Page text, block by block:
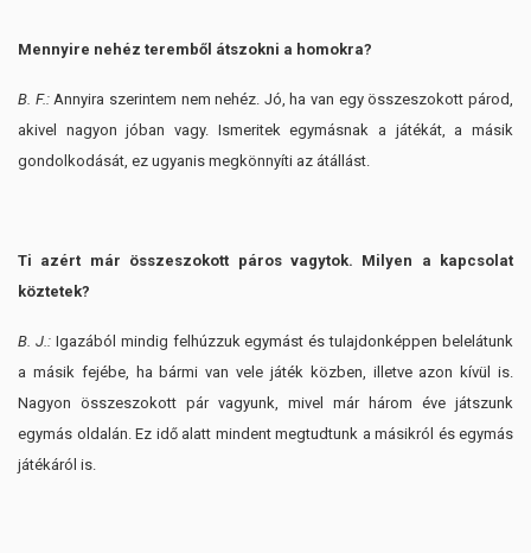
Mennyire nehéz teremből átszokni a homokra?
B. F.: Annyira szerintem nem nehéz. Jó, ha van egy összeszokott párod,
akivel nagyon jóban vagy. Ismeritek egymásnak a játékát, a másik
gondolkodását, ez ugyanis megkönnyíti az átállást.
Ti azért már összeszokott páros vagytok. Milyen a kapcsolat
köztetek?
B. J.: Igazából mindig felhúzzuk egymást és tulajdonképpen belelátunk
a másik fejébe, ha bármi van vele játék közben, illetve azon kívül is.
Nagyon összeszokott pár vagyunk, mivel már három éve játszunk
egymás oldalán. Ez idő alatt mindent megtudtunk a másikról és egymás
játékáról is.